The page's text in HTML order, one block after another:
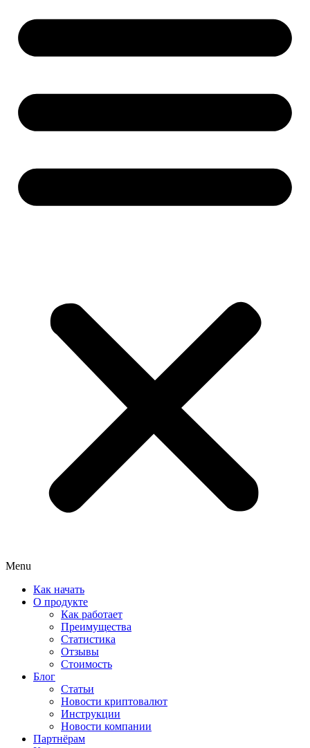
Menu
Как начать
О продукте
Как работает
Преимущества
Статистика
Отзывы
Стоимость
Блог
Статьи
Новости криптовалют
Инструкции
Новости компании
Партнёрам